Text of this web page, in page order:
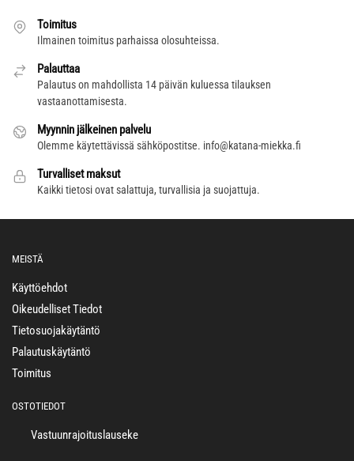
Toimitus
Ilmainen toimitus parhaissa olosuhteissa.
Palauttaa
Palautus on mahdollista 14 päivän kuluessa tilauksen
vastaanottamisesta.
Myynnin jälkeinen palvelu
Olemme käytettävissä sähköpostitse. info@katana-miekka.fi
Turvalliset maksut
Kaikki tietosi ovat salattuja, turvallisia ja suojattuja.
MEISTÄ
Käyttöehdot
Oikeudelliset Tiedot
Tietosuojakäytäntö
Palautuskäytäntö
Toimitus
OSTOTIEDOT
Vastuunrajoituslauseke